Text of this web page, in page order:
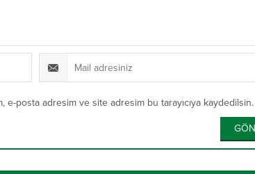
e-posta adresim ve site adresim bu tarayıcıya kaydedilsin.